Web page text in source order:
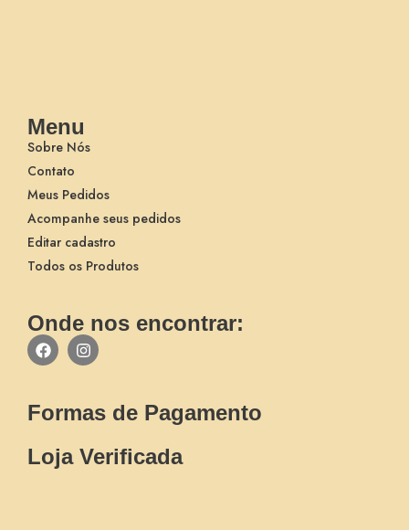
Menu
Sobre Nós
Contato
Meus Pedidos
Acompanhe seus pedidos
Editar cadastro
Todos os Produtos
Onde nos encontrar:
Formas de Pagamento
Loja Verificada